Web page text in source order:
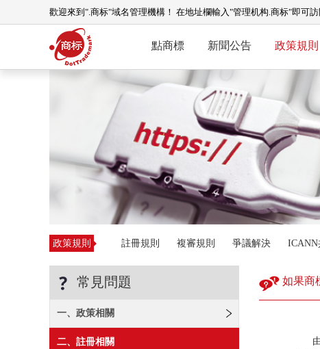
歡迎來到".商标"域名管理機構！ 在地址欄輸入"管理机构.商标"即可
點商標 新聞公告 政策規則
政策規則 註冊規則 複審規則 爭議解決 ICANN
常見問題
一、政策相關
二、註冊相關
如果商
由